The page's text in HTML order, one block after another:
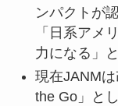
ンパクトが
「日系アメ
力になる」
現在JANM
the Go」と